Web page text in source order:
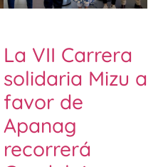
La VII Carrera
solidaria Mizu a
favor de
Apanag
recorrerá